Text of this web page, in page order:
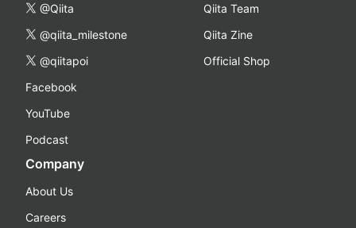
@Qiita
@qiita_milestone
@qiitapoi
Facebook
YouTube
Podcast
Qiita Team
Qiita Zine
Official Shop
Company
About Us
Careers